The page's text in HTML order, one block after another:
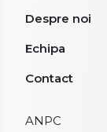
Despre noi
Echipa
Contact
ANPC